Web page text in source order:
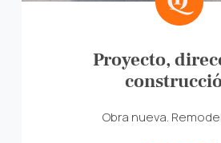
Proyecto,
Obra nueva.